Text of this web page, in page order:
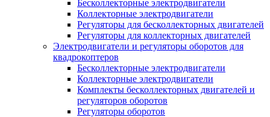
Бесколлекторные электродвигатели
Коллекторные электродвигатели
Регуляторы для бесколлекторных двигателей
Регуляторы для коллекторных двигателей
Электродвигатели и регуляторы оборотов для
квадрокоптеров
Бесколлекторные электродвигатели
Коллекторные электродвигатели
Комплекты бесколлекторных двигателей и
регуляторов оборотов
Регуляторы оборотов